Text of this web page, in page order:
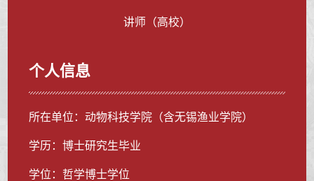
讲师（高校）
个人信息
所在单位：动物科技学院（含无锡渔业学院）
学历：博士研究生毕业
学位：哲学博士学位